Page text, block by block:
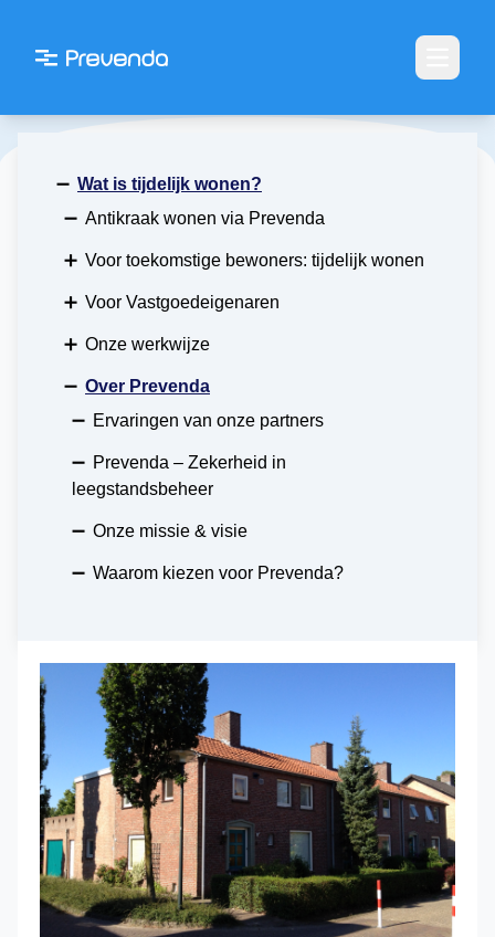
➖ Wat is tijdelijk wonen?
➖ Antikraak wonen via Prevenda
➕ Voor toekomstige bewoners: tijdelijk wonen
➕ Voor Vastgoedeigenaren
➕ Onze werkwijze
➖ Over Prevenda
➖ Ervaringen van onze partners
➖ Prevenda – Zekerheid in
leegstandsbeheer
➖ Onze missie & visie
➖ Waarom kiezen voor Prevenda?